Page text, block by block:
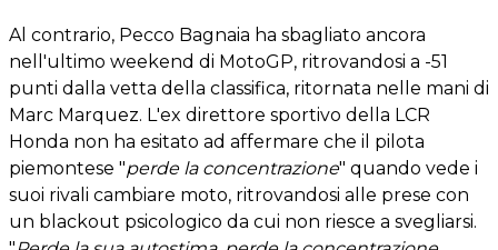
Al contrario, Pecco Bagnaia ha sbagliato ancora
nell'ultimo weekend di MotoGP, ritrovandosi a -51
punti dalla vetta della classifica, ritornata nelle mani di
Marc Marquez. L'ex direttore sportivo della LCR
Honda non ha esitato ad affermare che il pilota
piemontese "perde la concentrazione" quando vede i
suoi rivali cambiare moto, ritrovandosi alle prese con
un blackout psicologico da cui non riesce a svegliarsi.